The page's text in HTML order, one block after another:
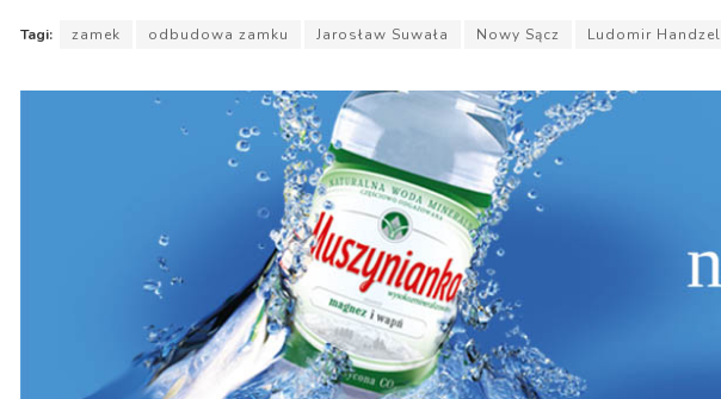
Tagi: zamek odbudowa zamku Jarosław Suwała Nowy Sącz Ludomir Handzel